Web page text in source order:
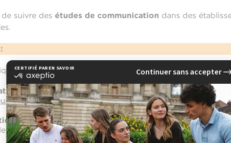
suivre des études de communication dans des
les frais de scolarité sont généralement modestes.
:environ 170 € / an pour les résidents français (source
2025).
:environ 243 € / an. Ces frais ne couvrent pas les
déplacements.